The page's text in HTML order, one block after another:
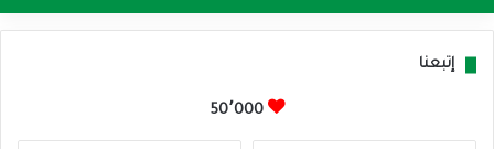
إتبعنا
50٬000